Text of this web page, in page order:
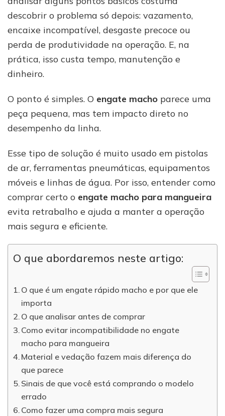
descobrir o problema só depois: vazamento,
encaixe incompatível, desgaste precoce ou
perda de produtividade na operação. E, na
prática, isso custa tempo, manutenção e
dinheiro.
O ponto é simples. O engate macho parece uma
peça pequena, mas tem impacto direto no
desempenho da linha.
Esse tipo de solução é muito usado em pistolas
de ar, ferramentas pneumáticas, equipamentos
móveis e linhas de água. Por isso, entender como
comprar certo o engate macho para mangueira
evita retrabalho e ajuda a manter a operação
mais segura e eficiente.
O que abordaremos neste artigo:
O que é um engate rápido macho e por que ele
importa
O que analisar antes de comprar
Como evitar incompatibilidade no engate
macho para mangueira
Material e vedação fazem mais diferença do
que parece
Sinais de que você está comprando o modelo
errado
Como fazer uma compra mais segura